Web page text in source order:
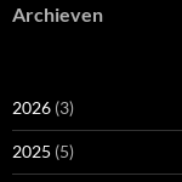
Archieven
2026 (3)
2025 (5)